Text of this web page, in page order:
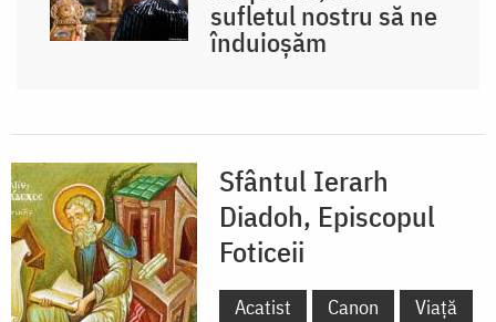
sufletul nostru să ne
înduioșăm
Sfântul Ierarh
Diadoh, Episcopul
Foticeii
Acatist Canon
Viață